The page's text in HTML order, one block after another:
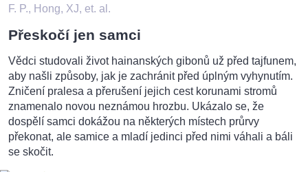
F. P., Hong, XJ, et. al.
Přeskočí jen samci
Vědci studovali život hainanských gibonů už před tajfunem,
aby našli způsoby, jak je zachránit před úplným vyhynutím.
Zničení pralesa a přerušení jejich cest korunami stromů
znamenalo novou neznámou hrozbu. Ukázalo se, že
dospělí samci dokážou na některých místech průrvy
překonat, ale samice a mladí jedinci před nimi váhali a báli
se skočit.